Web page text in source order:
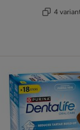
4